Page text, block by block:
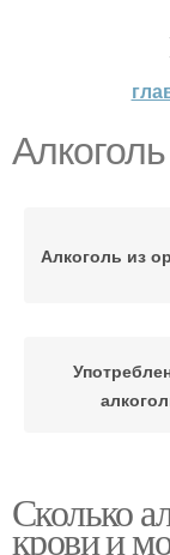
Алкоголь из
Сколько
крови и